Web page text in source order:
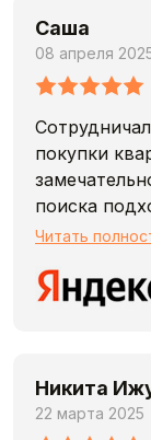
оперативно
прошло без
Оксаны
человек!
Саша
08 апреля
покупки
поиска
до
Читать
Никита
22 марта 2025